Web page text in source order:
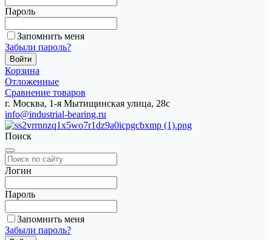
Пароль
Запомнить меня
Забыли пароль?
Корзина
Отложенные
Сравнение товаров
г. Москва, 1-я Мытищинская улица, 28с
info@industrial-bearing.ru
Поиск
Логин
Пароль
Запомнить меня
Забыли пароль?